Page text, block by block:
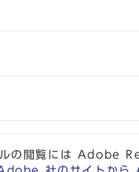
の閲覧には Adobe